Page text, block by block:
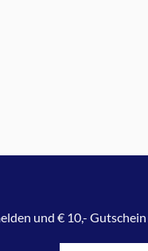
und € 10,-